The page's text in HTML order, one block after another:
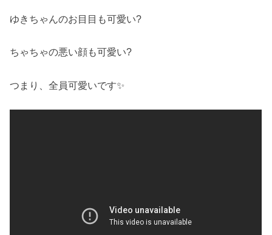
ゆきちゃんのお目目も可愛い?
ちゃちゃの悪い顔も可愛い?
つまり、全員可愛いです✨